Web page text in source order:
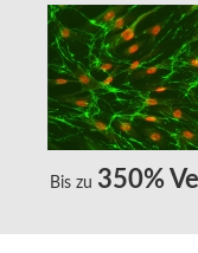
Bis zu 350%